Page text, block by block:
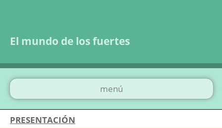
El mundo de los fuertes
menú
PRESENTACIÓN